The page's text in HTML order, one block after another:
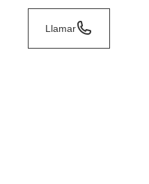
Llamar